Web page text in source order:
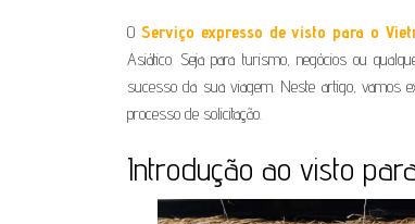
O Serviço expresso de visto para o
Asiático. Seja para turismo, negócios ou
sucesso da sua viagem. Neste artigo, vamos
processo de solicitação.
Introdução ao visto